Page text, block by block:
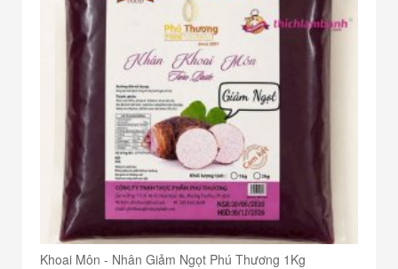
Khoai Môn - Nhân Giảm Ngọt Phú Thương 1Kg